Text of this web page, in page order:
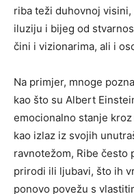
riba teži duhovnoj
iluziju i bijeg od
čini i vizionarima, ali i
Na primjer, mnoge
kao što su Albert
emocionalno stanje
kao izlaz iz svojih
ravnotežom, Ribe često
prirodi ili ljubavi, što ih
ponovo povežu s